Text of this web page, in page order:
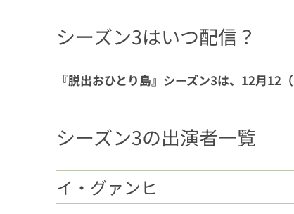
シーズン3はいつ配信？
『脱出おひとり島』シーズン3は、12月12
シーズン3の出演者一覧
イ・グァンヒ